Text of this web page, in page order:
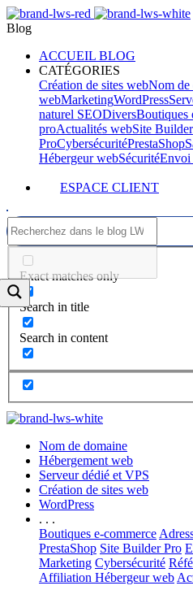
Blog
ACCUEIL BLOG
CATÉGORIES
Création de sites webNom de
webMarketingWordPress
naturel SEODiversBoutiques
proActualités webSite Builder
ProCybersécuritéPrestaShop
Hébergeur webSécuritéEnvoi
ESPACE CLIENT
Exact matches only
Search in title
Search in content
Nom de domaine
Hébergement web
Serveur dédié et VPS
Création de sites web
WordPress
. . .
Boutiques e-commerce
PrestaShop Site Builder Pro
Marketing Cybersécurité
Affiliation Hébergeur web